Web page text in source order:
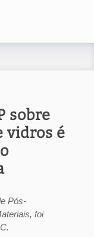
sobre
vidros é
Pós-
foi